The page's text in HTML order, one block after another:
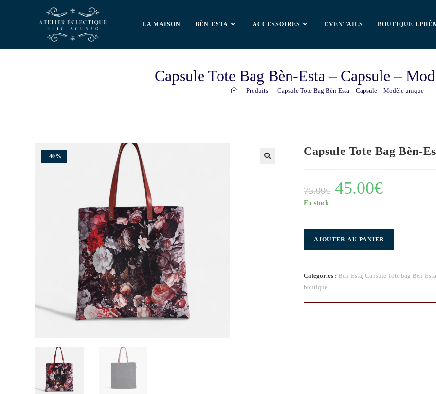
LA MAISON BÈN-ESTA ACCESSOIRES EVENTAILS BOUTIQUE
Capsule Tote Bag Bèn-Esta – Capsule –
Produits Capsule Tote Bag Bèn-Esta – Capsule – Modèle unique
-40% Capsule Tote Bag Bèn-
75.00€ 45.00€
En stock
AJOUTER AU PANIER
Catégories : Bèn-Esta, Capsule Tote bag Bèn-Esta
boutique.